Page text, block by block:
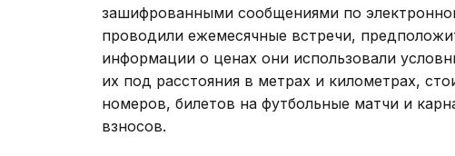
зашифрованными сообщениями по
проводили ежемесячные встречи,
информации о ценах они использовали
их под расстояния в метрах и километрах,
номеров, билетов на футбольные матчи и
взносов.